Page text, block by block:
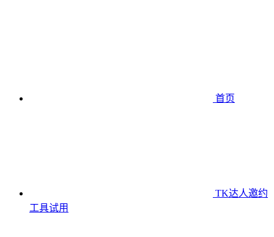
首页
TK达人邀约
工具试用